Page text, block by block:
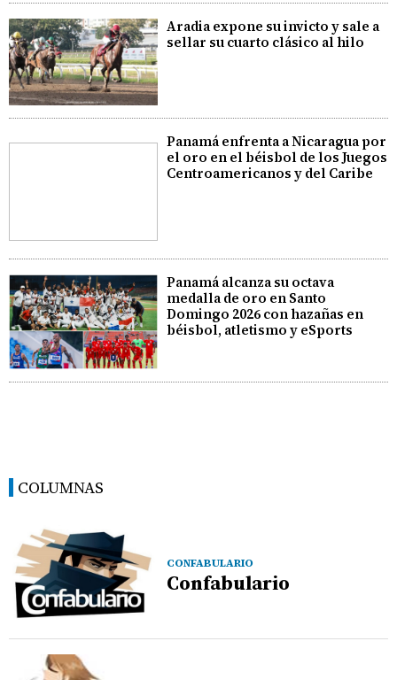
Aradia expone su invicto y sale a
sellar su cuarto clásico al hilo
Panamá enfrenta a Nicaragua por
el oro en el béisbol de los Juegos
Centroamericanos y del Caribe
Panamá alcanza su octava
medalla de oro en Santo
Domingo 2026 con hazañas en
béisbol, atletismo y eSports
COLUMNAS
CONFABULARIO
Confabulario